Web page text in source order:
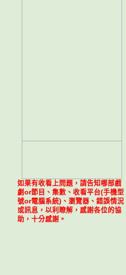
如果有收看上問題，請告知哪部戲
劇or節目、集數、收看平台(手機型
號or電腦系統)、瀏覽器、錯誤情況
或訊息，以利瞭解，感謝各位的協
助，十分感謝。